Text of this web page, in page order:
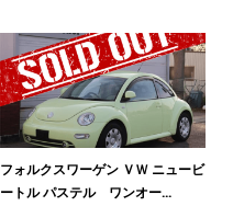
フォルクスワーゲン ＶＷ ニュービ
ートル パステル ワンオー...